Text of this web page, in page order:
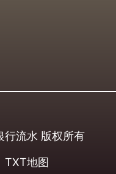
行流水 版权所有
TXT地图